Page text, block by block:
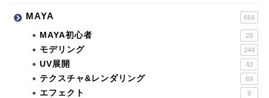
MAYA 664
MAYA初心者 28
モデリング 244
UV展開 43
テクスチャ&レンダリング 69
エフェクト 9